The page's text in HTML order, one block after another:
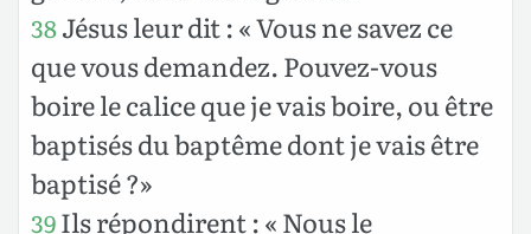
38Jésus leur dit : « Vous ne savez ce
que vous demandez. Pouvez-vous
boire le calice que je vais boire, ou être
baptisés du baptême dont je vais être
baptisé ?»
39Ils répondirent : « Nous le